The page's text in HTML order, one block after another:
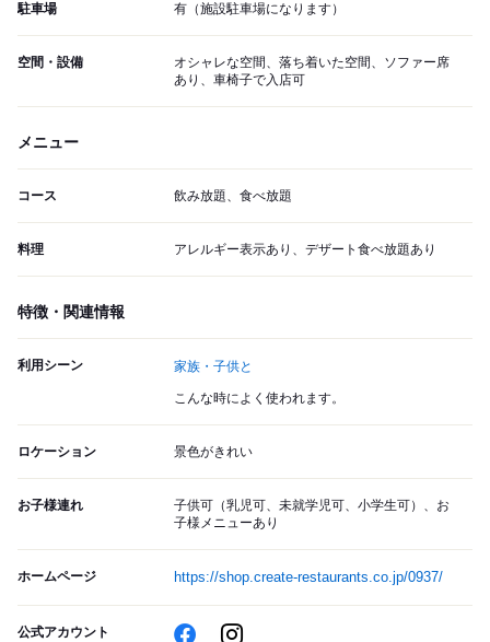
駐車場 有（施設駐車場になります）
空間・設備
オシャレな空間、落ち着いた空間、ソファー席
あり、車椅子で入店可
メニュー
コース 飲み放題、食べ放題
料理 アレルギー表示あり、デザート食べ放題あり
特徴・関連情報
利用シーン 家族・子供と
こんな時によく使われます。
ロケーション 景色がきれい
お子様連れ
子供可（乳児可、未就学児可、小学生可）、お
子様メニューあり
ホームページ https://shop.create-restaurants.co.jp/0937/
公式アカウント